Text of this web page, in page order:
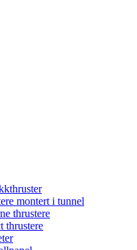
montert i tunnel
thrustere
thrustere